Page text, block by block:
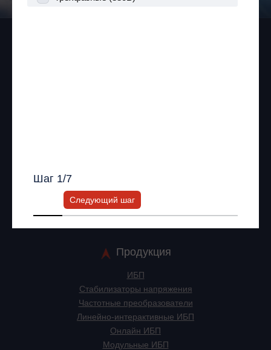
Информация на сайте не является публичной офертой.
Продукция
ИБП
Стабилизаторы напряжения
Частотные преобразователи
Линейно-интерактивные ИБП
Онлайн ИБП
Модульные ИБП
3-5 недель
Шаг 1/7
Следующий шаг